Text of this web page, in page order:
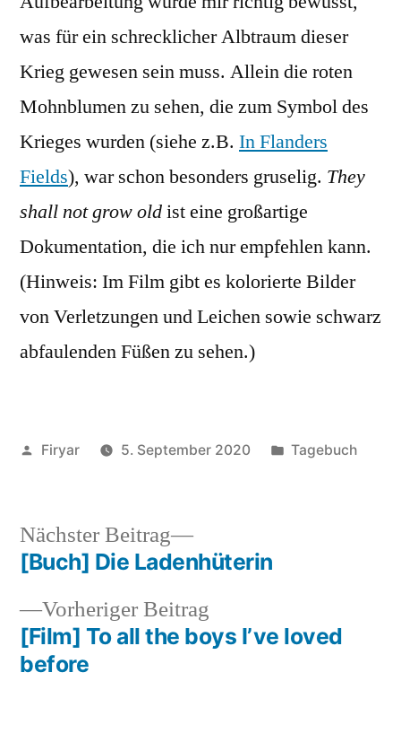
was für ein schrecklicher Albtraum dieser
Krieg gewesen sein muss. Allein die roten
Mohnblumen zu sehen, die zum Symbol des
Krieges wurden (siehe z.B. In Flanders
Fields), war schon besonders gruselig. They
shall not grow oldist eine großartige
Dokumentation, die ich nur empfehlen kann.
(Hinweis: Im Film gibt es kolorierte Bilder
von Verletzungen und Leichen sowie schwarz
abfaulenden Füßen zu sehen.)
Veröffentlicht
Firyar 5. September 2020
Veröffentlicht
Tagebuch
Beitragsnavigation
Vorheriger Beitrag
Beitrag:
[Film] To all the boys I’ve loved
before
Nächster Beitrag
Nächster
Beitrag:
[Buch] Die Ladenhüterin